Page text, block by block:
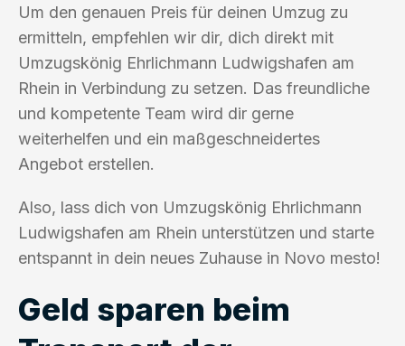
Um den genauen Preis für deinen Umzug zu
ermitteln, empfehlen wir dir, dich direkt mit
Umzugskönig Ehrlichmann Ludwigshafen am
Rhein in Verbindung zu setzen. Das freundliche
und kompetente Team wird dir gerne
weiterhelfen und ein maßgeschneidertes
Angebot erstellen.
Also, lass dich von Umzugskönig Ehrlichmann
Ludwigshafen am Rhein unterstützen und starte
entspannt in dein neues Zuhause in Novo mesto!
Geld sparen beim